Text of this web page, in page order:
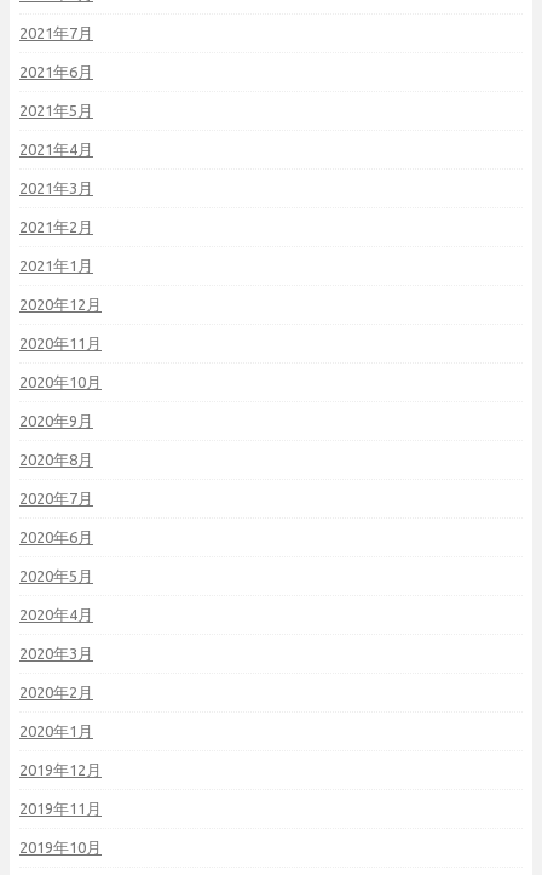
2021年7月
2021年6月
2021年5月
2021年4月
2021年3月
2021年2月
2021年1月
2020年12月
2020年11月
2020年10月
2020年9月
2020年8月
2020年7月
2020年6月
2020年5月
2020年4月
2020年3月
2020年2月
2020年1月
2019年12月
2019年11月
2019年10月